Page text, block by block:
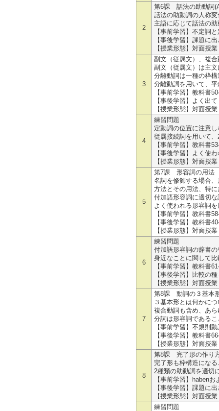
2
第6課 話法の助動詞
話法の助動詞の人称
主語に応じて話法の
【事前学習】不定詞
【事後学習】課題に
【授業形態】対面授業
3
副文（従属文）、複
副文（従属文）は主
分離動詞は一種の枠
分離動詞を用いて、
【事前学習】教科書
【事後学習】よく出
【授業形態】対面授業
4
練習問題
定動詞の位置に注意
従属接続詞を用いて
【事前学習】教科書
【事後学習】よく使
【授業形態】対面授業
5
第7課 形容詞の用
名詞を修飾する場合
方法とその用法、特
付加語形容詞に適切
よく使われる形容詞
【事前学習】教科書
【事後学習】教科書
【授業形態】対面授業
6
練習問題
付加語形容詞の辞書
身近なことに関して
【事前学習】教科書
【事後学習】比較の
【授業形態】対面授業
7
第8課 動詞の３基本
３基本形とは何かに
複合動詞も含め、あ
分詞は形容詞である
【事前学習】不規則
【事後学習】教科書
【授業形態】対面授業
8
第8課 完了形の作り
完了形も枠構造にな
2種類の助動詞を適切
【事前学習】haben
【事後学習】課題に
【授業形態】対面授業
練習問題